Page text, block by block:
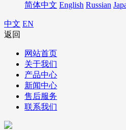
简体中文 English Russian
中文 EN
返回
网站首页
关于我们
产品中心
新闻中心
售后服务
联系我们